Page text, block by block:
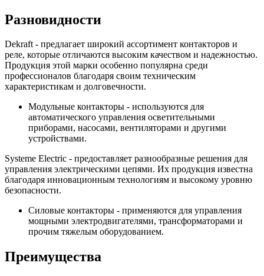
Разновидности
Dekraft - предлагает широкий ассортимент контакторов и
реле, которые отличаются высоким качеством и надежностью.
Продукция этой марки особенно популярна среди
профессионалов благодаря своим техническим
характеристикам и долговечности.
Модульные контакторы - используются для
автоматического управления осветительными
приборами, насосами, вентиляторами и другими
устройствами.
Systeme Electric - предоставляет разнообразные решения для
управления электрическими цепями. Их продукция известна
благодаря инновационным технологиям и высокому уровню
безопасности.
Силовые контакторы - применяются для управления
мощными электродвигателями, трансформаторами и
прочим тяжелым оборудованием.
Преимущества